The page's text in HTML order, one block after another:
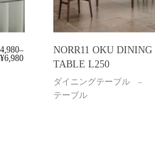
4,980–
¥6,980
NORR11 OKU DINING
TABLE L250
ダイニングテーブル
テーブル